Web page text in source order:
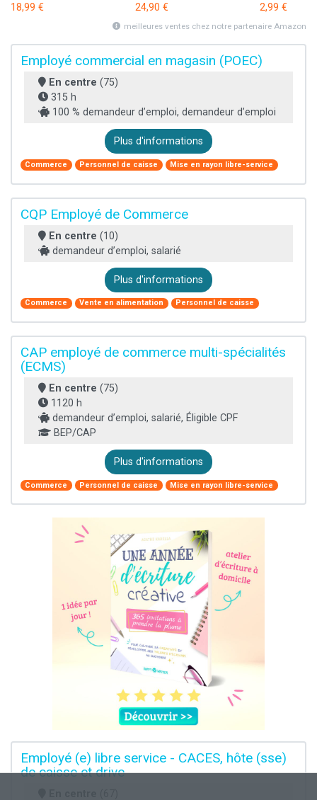
18,99 €
24,90 €
2,99 €
meilleures ventes chez notre partenaire Amazon
Employé commercial en magasin (POEC)
En centre (75)
315 h
100 % demandeur d’emploi, demandeur d’emploi
Plus d'informations
Commerce Personnel de caisse Mise en rayon libre-service
CQP Employé de Commerce
En centre (10)
demandeur d’emploi, salarié
Plus d'informations
Commerce Vente en alimentation Personnel de caisse
CAP employé de commerce multi-spécialités
(ECMS)
En centre (75)
1120 h
demandeur d’emploi, salarié, Éligible CPF
BEP/CAP
Plus d'informations
Commerce Personnel de caisse Mise en rayon libre-service
Employé (e) libre service - CACES, hôte (sse)
de caisse et drive